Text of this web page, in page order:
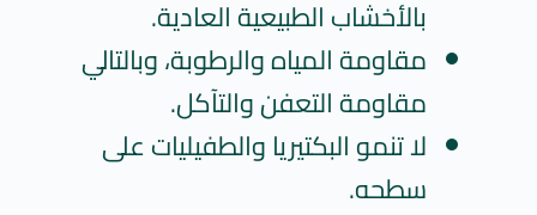
بالأخشاب الطبيعية العادية.
مقاومة المياه والرطوبة، وبالتالي
مقاومة التعفن والتآكل.
لا تنمو البكتيريا والطفيليات على
سطحه.